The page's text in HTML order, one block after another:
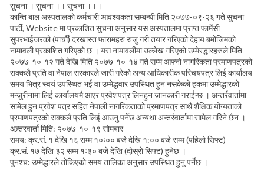
सुचना । सुचना ।। सुचना ।।।
कान्ति बाल अस्पतालको कर्मचारी आवश्यकता सम्बन्धी मिति २०७७-०९-२६ गते सुचना
पार्टी, Website मा प्रकाशित सुचना अनुसार यस अस्पतालमा प्राप्त फार्मेसी
सुपरभाईजरको (पाचौँ) दरखास्त फारामहरु रुजु गरी तयार गरिएको देहाय बमोजिमको
नामावली प्रकाशित गरिएको छ । यस नामावलीमा उल्लेख गरिएको उम्मेरद्धारहरुले मिति
२०७७-१०-१२ गते देखि मिति २०७७-१०-१४ गते सम्म आफ्नो नागरिकता प्रमाणपत्रको
सक्कलै प्रति वा नेपाल सरकारले जारी गरेको अन्य आधिकारीक परिचयपत्र लिई कार्यालय
समय भित्र स्वयं उपस्थित भई वा उम्मेद्धवार उपस्थित हुन नसकेको हकमा उम्मेद्धारको
मन्जुरीनामा लिई कार्यालयमै आएर प्रवेशपत्र लिनहुन जानकारी गराईन्छ । अन्तर्रवार्तामा
सामेल हुन प्रवेश पत्र सहित नेपाली नागरिकताको प्रमाणपत्र साथै शैक्षिक योग्यताको
प्रमाणपत्रको सक्कलै प्रति लिई आउनु पर्नेछ अन्यथा अन्तर्रवार्तामा सामेल गरिने छैन ।
अन्र्तरवार्ता मिति: २०७७-१०-१९ सोमबार
समय: क्र.सं. १ देखि १६ सम्म १०ः०० बजे देखि १:०० बजे सम्म (पहिलो सिफ्ट)
क्र.संं. १७ देखि ३२ सम्म १ः३० बजे देखि (दोस्रो सिफ्ट) हुनेछ ।
पुनश्च: उम्मेद्धारले तोकिएको समय तालिका अनुसार उपस्थित हुनु पर्नेछ ।